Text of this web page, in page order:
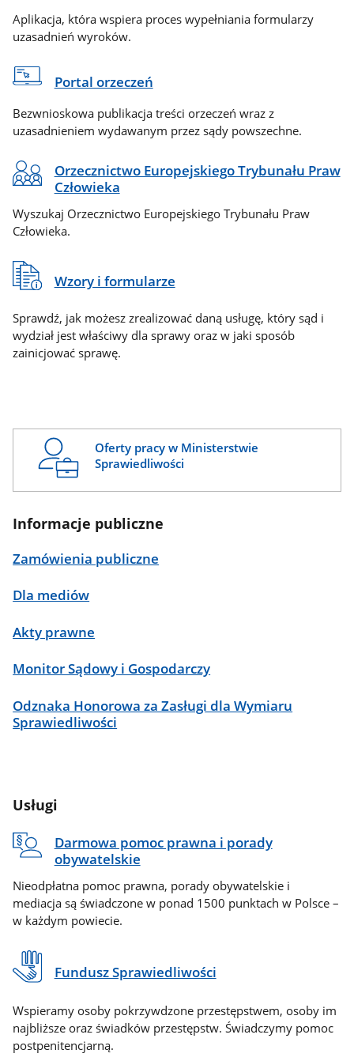
Aplikacja, która wspiera proces wypełniania formularzy
uzasadnień wyroków.
Portal orzeczeń
Bezwnioskowa publikacja treści orzeczeń wraz z
uzasadnieniem wydawanym przez sądy powszechne.
Orzecznictwo Europejskiego Trybunału Praw
Człowieka
Wyszukaj Orzecznictwo Europejskiego Trybunału Praw
Człowieka.
Wzory i formularze
Sprawdź, jak możesz zrealizować daną usługę, który sąd i
wydział jest właściwy dla sprawy oraz w jaki sposób
zainicjować sprawę.
Oferty pracy w Ministerstwie
Sprawiedliwości
Informacje publiczne
Zamówienia publiczne
Dla mediów
Akty prawne
Monitor Sądowy i Gospodarczy
Odznaka Honorowa za Zasługi dla Wymiaru
Sprawiedliwości
Usługi
Darmowa pomoc prawna i porady
obywatelskie
Nieodpłatna pomoc prawna, porady obywatelskie i
mediacja są świadczone w ponad 1500 punktach w Polsce –
w każdym powiecie.
Fundusz Sprawiedliwości
Wspieramy osoby pokrzywdzone przestępstwem, osoby im
najbliższe oraz świadków przestępstw. Świadczymy pomoc
postpenitencjarną.